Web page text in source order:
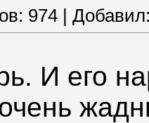
974
И его